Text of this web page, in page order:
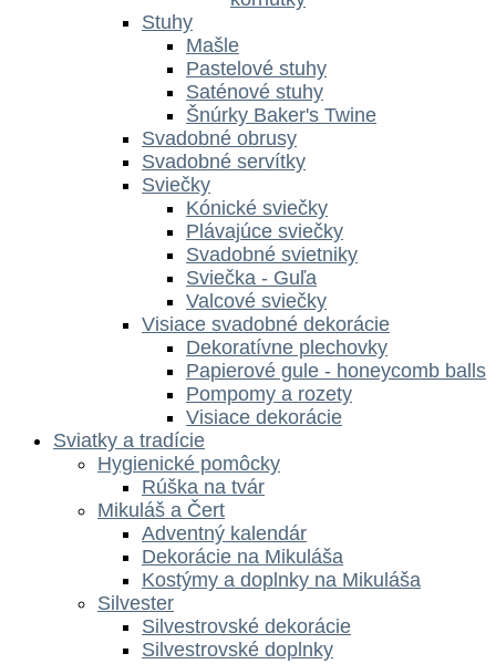
Stuhy
Mašle
Pastelové stuhy
Saténové stuhy
Šnúrky Baker's Twine
Svadobné obrusy
Svadobné servítky
Sviečky
Kónické sviečky
Plávajúce sviečky
Svadobné svietniky
Sviečka - Guľa
Valcové sviečky
Visiace svadobné dekorácie
Dekoratívne plechovky
Papierové gule - honeycomb balls
Pompomy a rozety
Visiace dekorácie
Sviatky a tradície
Hygienické pomôcky
Rúška na tvár
Mikuláš a Čert
Adventný kalendár
Dekorácie na Mikuláša
Kostýmy a doplnky na Mikuláša
Silvester
Silvestrovské dekorácie
Silvestrovské doplnky